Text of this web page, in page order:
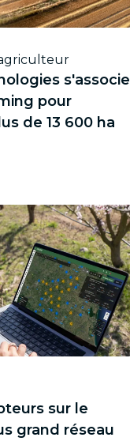
s'associe
pour
de 13 600 ha
sur le
grand réseau